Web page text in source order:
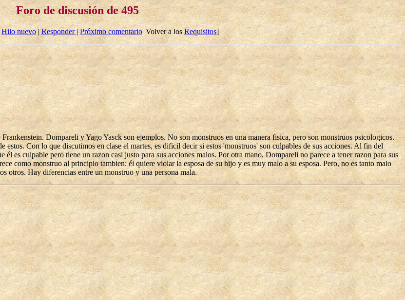
Foro de discusión de 495
Hilo nuevo| Responder|Próximo comentario|Volver a losRequisitos]
Dompareli y Yago Yasck son ejemplos. No son monstruos en una manera fisica, pero son monstruos psicologicos.
estos. Con lo que discutimos en clase el martes, es dificil decir si estos 'monstruos' son culpables de sus acciones. Al fin del
él es culpable pero tiene un razon casi justo para sus acciones malos. Por otra mano, Dompareli no parece a tener razon para sus
como monstruo al principio tambien: él quiere violar la esposa de su hijo y es muy malo a su esposa. Pero, no es tanto malo
otros. Hay diferencias entre un monstruo y una persona mala.